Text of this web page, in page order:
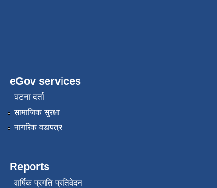
eGov services
घटना दर्ता
सामाजिक सुरक्षा
नागरिक वडापत्र
Reports
वार्षिक प्रगति प्रतिवेदन